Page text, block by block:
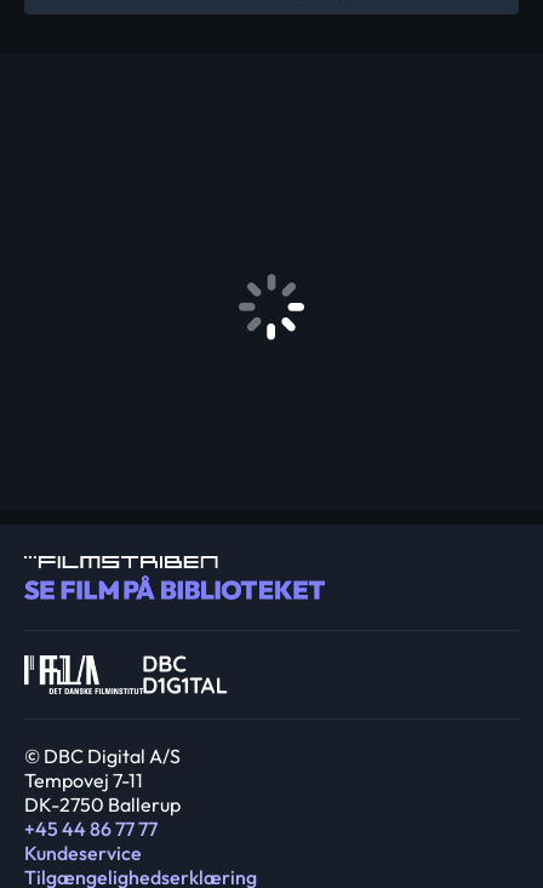
© DBC Digital A/S
Tempovej 7-11
DK-2750 Ballerup
+45 44 86 77 77
Kundeservice
Tilgængelighedserklæring